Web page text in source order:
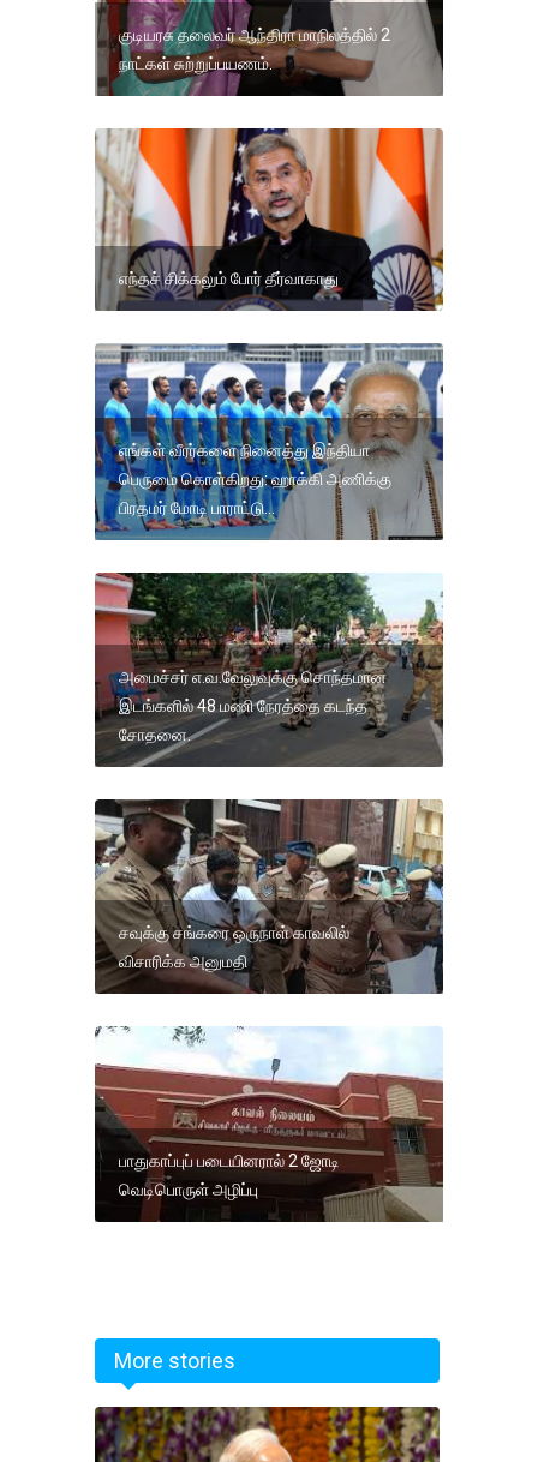
குடியரசு தலைவர் ஆந்திரா மாநிலத்தில் 2
நாட்கள் சுற்றுப்பயணம்.
எந்தச் சிக்கலும் போர் தீர்வாகாது
எங்கள் வீரர்களை நினைத்து இந்தியா
பெருமை கொள்கிறது: ஹாக்கி அணிக்கு
பிரதமர் மோடி பாராட்டு...
அமைச்சர் எ.வ.வேலுவுக்கு சொந்தமான
இடங்களில் 48 மணி நேரத்தை கடந்த
சோதனை.
சவுக்கு சங்கரை ஒருநாள் காவலில்
விசாரிக்க அனுமதி
பாதுகாப்புப் படையினரால் 2 ஜோடி
வெடிபொருள் அழிப்பு
More stories